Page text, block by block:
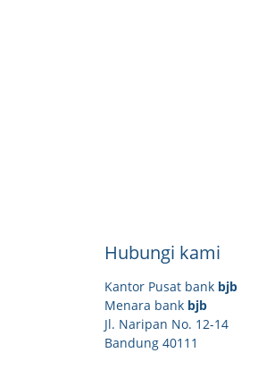
Hubungi kami
Kantor Pusat bank bjb
Menara bank bjb
Jl. Naripan No. 12-14
Bandung 40111